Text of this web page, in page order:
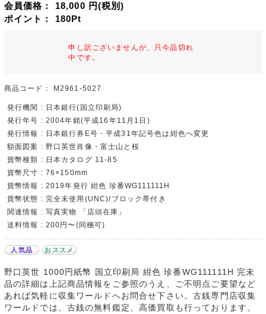
会員価格： 18,000 円(税別)
ポイント： 180Pt
申し訳ございませんが、只今品切れ
中です。
商品コード： M2961-5027
発行機関 : 日本銀行(国立印刷局)
発行年号 : 2004年銘(平成16年11月1日)
発行情報 : 日本銀行券E号・平成31年記号色は紺色へ変更
額面図案 : 野口英世肖像・富士山と桜
貨幣種類 : 日本カタログ 11-85
貨幣尺寸 : 76×150mm
貨幣情報 : 2019年発行 紺色 珍番WG111111H
貨幣状態 : 完全未使用(UNC)/ブロック帯付き
関連情報 : 写真実物 「店頭在庫」
送料情報 : 200円〜(同梱可)
人気品 おススメ
野口英世 1000円紙幣 国立印刷局 紺色 珍番WG111111H 完未
品の詳細は上記商品情報をご参照のうえ、ご不明点ご要望など
あれば気軽に収集ワールドへお問合せ下さい。古銭専門店収集
ワールドでは、古銭の無料鑑定、高価買取も行っております。